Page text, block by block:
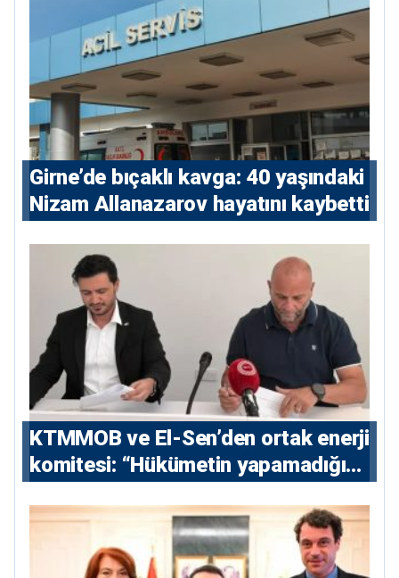
Girne’de bıçaklı kavga: 40 yaşındaki
Nizam Allanazarov hayatını kaybetti
KTMMOB ve El-Sen’den ortak enerji
komitesi: “Hükümetin yapamadığını